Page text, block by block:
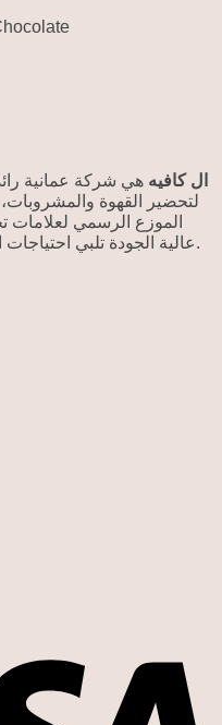
ال كافيه هي شركة عمانية
لتحضير القهوة
الموزع الرسمي لعلامات
عالية الجودة تلبي احتياجات المقاهي، المطاعم، الفنادق، والمنازل.